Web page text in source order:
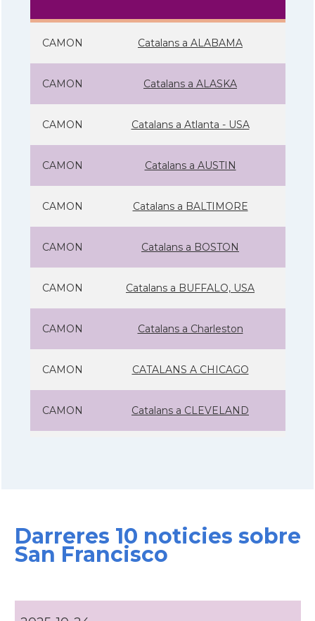
CAMON Catalans a ALABAMA
CAMON Catalans a ALASKA
CAMON Catalans a Atlanta - USA
CAMON Catalans a AUSTIN
CAMON Catalans a BALTIMORE
CAMON Catalans a BOSTON
CAMON Catalans a BUFFALO, USA
CAMON Catalans a Charleston
CAMON CATALANS A CHICAGO
CAMON Catalans a CLEVELAND
CAMON Catalans a CONNECTICUT
CAMON
Darreres 10 noticies sobre
San Francisco